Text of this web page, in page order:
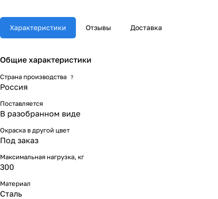
Характеристики Отзывы Доставка
Общие характеристики
Страна производства ?
Россия
Поставляется
В разобранном виде
Окраска в другой цвет
Под заказ
Максимальная нагрузка, кг
300
Материал
Сталь